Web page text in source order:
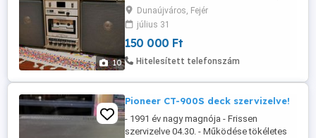
10
Fm sáv - Remek lejátszás és felvétel -
Teljes automata mechanika - Cro2 szalag
elfogadás automatán - Dupla antennák
éppek. - Számkereső üzemképes -
Kétutas hangrendszer - Loudness:
16cm-esek - ...
Dunaújváros, Fejér
július 31
150 000 Ft
Hitelesített telefonszám
Pioneer CT-900S deck szervizelve!
- 1991 év nagy magnója - Frissen
szervizelve 04.30. - Működése tökéletes